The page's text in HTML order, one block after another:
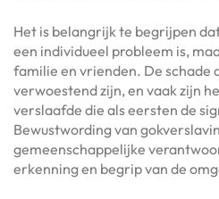
Het is belangrijk te begrijpen
een individueel probleem is,
familie en vrienden. De schade
verwoestend zijn, en vaak zijn
verslaafde die als eersten de
Bewustwording van
gemeenschappelijke
erkenning en begrip van de